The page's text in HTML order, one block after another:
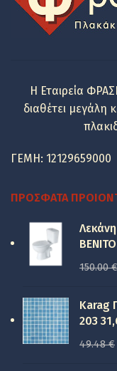
Η Εταιρεία
διαθέτει μεγάλη
ΓΕΜΗ: 12129659000
ΠΡΌΣΦΑΤΑ
BENITO
150.00€
Karag
203
49.48€